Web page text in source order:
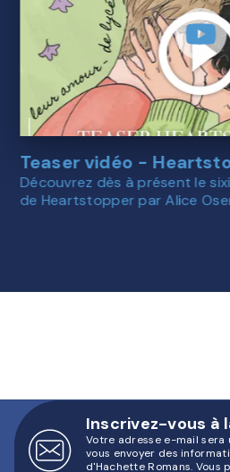
Teaser vidéo -
Découvrez dès à présent le
de Heartstopper par Alice
Inscrivez-vous à
Votre adresse e-mail
vous envoyer des
d'Hachette Romans. Vous